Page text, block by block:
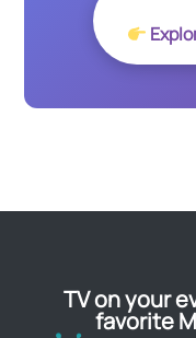
TV on your
favorite